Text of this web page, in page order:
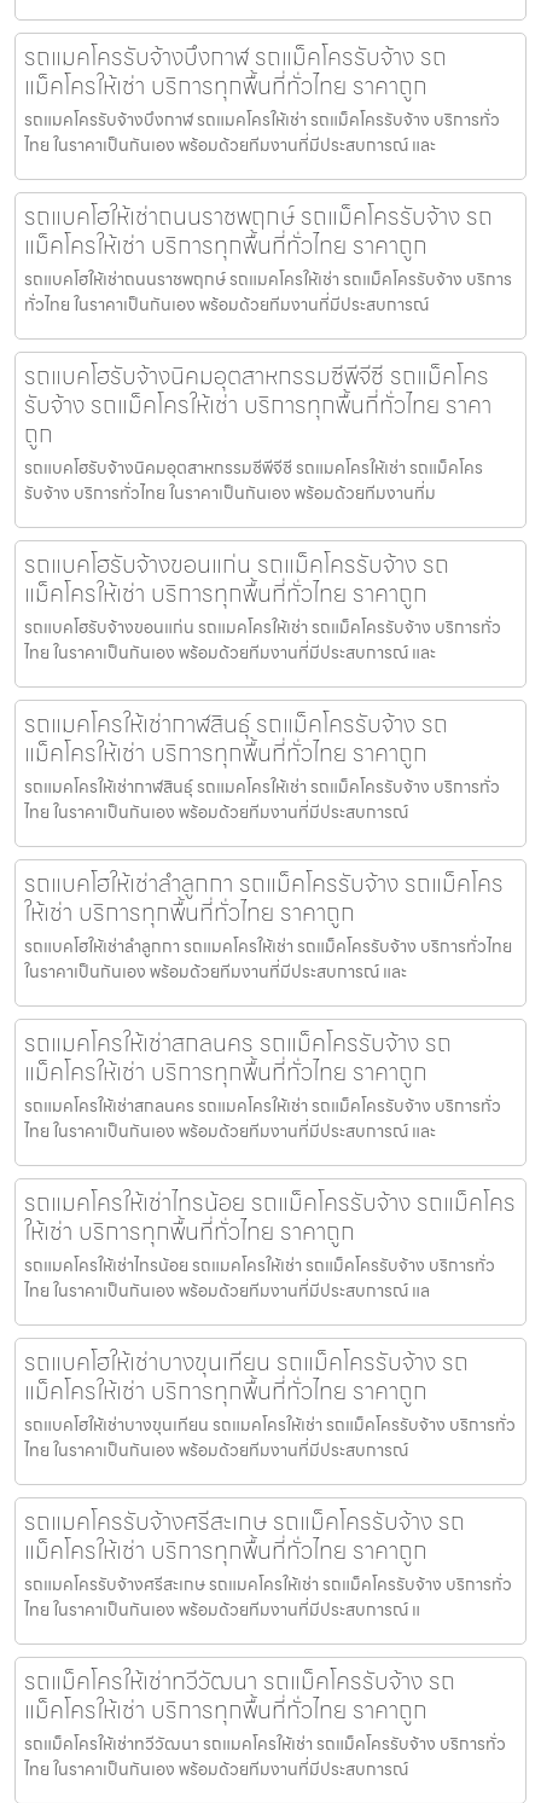
รถแมคโครรับจ้างบึงกาฬ รถแม็คโครรับจ้าง รถ
แม็คโครให้เช่า บริการทุกพื้นที่ทั่วไทย ราคาถูก
รถแมคโครรับจ้างบึงกาฬ รถแมคโครให้เช่า รถแม็คโครรับจ้าง บริการทั่ว
ไทย ในราคาเป็นกันเอง พร้อมด้วยทีมงานที่มีประสบการณ์ และ
รถแบคโฮให้เช่าถนนราชพฤกษ์ รถแม็คโครรับจ้าง รถ
แม็คโครให้เช่า บริการทุกพื้นที่ทั่วไทย ราคาถูก
รถแบคโฮให้เช่าถนนราชพฤกษ์ รถแมคโครให้เช่า รถแม็คโครรับจ้าง บริการ
ทั่วไทย ในราคาเป็นกันเอง พร้อมด้วยทีมงานที่มีประสบการณ์
รถแบคโฮรับจ้างนิคมอุตสาหกรรมซีพีจีซี รถแม็คโคร
รับจ้าง รถแม็คโครให้เช่า บริการทุกพื้นที่ทั่วไทย ราคา
ถูก
รถแบคโฮรับจ้างนิคมอุตสาหกรรมซีพีจีซี รถแมคโครให้เช่า รถแม็คโคร
รับจ้าง บริการทั่วไทย ในราคาเป็นกันเอง พร้อมด้วยทีมงานที่ม
รถแบคโฮรับจ้างขอนแก่น รถแม็คโครรับจ้าง รถ
แม็คโครให้เช่า บริการทุกพื้นที่ทั่วไทย ราคาถูก
รถแบคโฮรับจ้างขอนแก่น รถแมคโครให้เช่า รถแม็คโครรับจ้าง บริการทั่ว
ไทย ในราคาเป็นกันเอง พร้อมด้วยทีมงานที่มีประสบการณ์ และ
รถแมคโครให้เช่ากาฬสินธุ์ รถแม็คโครรับจ้าง รถ
แม็คโครให้เช่า บริการทุกพื้นที่ทั่วไทย ราคาถูก
รถแมคโครให้เช่ากาฬสินธุ์ รถแมคโครให้เช่า รถแม็คโครรับจ้าง บริการทั่ว
ไทย ในราคาเป็นกันเอง พร้อมด้วยทีมงานที่มีประสบการณ์
รถแบคโฮให้เช่าลำลูกกา รถแม็คโครรับจ้าง รถแม็คโคร
ให้เช่า บริการทุกพื้นที่ทั่วไทย ราคาถูก
รถแบคโฮให้เช่าลำลูกกา รถแมคโครให้เช่า รถแม็คโครรับจ้าง บริการทั่วไทย
ในราคาเป็นกันเอง พร้อมด้วยทีมงานที่มีประสบการณ์ และ
รถแมคโครให้เช่าสกลนคร รถแม็คโครรับจ้าง รถ
แม็คโครให้เช่า บริการทุกพื้นที่ทั่วไทย ราคาถูก
รถแมคโครให้เช่าสกลนคร รถแมคโครให้เช่า รถแม็คโครรับจ้าง บริการทั่ว
ไทย ในราคาเป็นกันเอง พร้อมด้วยทีมงานที่มีประสบการณ์ และ
รถแมคโครให้เช่าไทรน้อย รถแม็คโครรับจ้าง รถแม็คโคร
ให้เช่า บริการทุกพื้นที่ทั่วไทย ราคาถูก
รถแมคโครให้เช่าไทรน้อย รถแมคโครให้เช่า รถแม็คโครรับจ้าง บริการทั่ว
ไทย ในราคาเป็นกันเอง พร้อมด้วยทีมงานที่มีประสบการณ์ แล
รถแบคโฮให้เช่าบางขุนเทียน รถแม็คโครรับจ้าง รถ
แม็คโครให้เช่า บริการทุกพื้นที่ทั่วไทย ราคาถูก
รถแบคโฮให้เช่าบางขุนเทียน รถแมคโครให้เช่า รถแม็คโครรับจ้าง บริการทั่ว
ไทย ในราคาเป็นกันเอง พร้อมด้วยทีมงานที่มีประสบการณ์
รถแมคโครรับจ้างศรีสะเกษ รถแม็คโครรับจ้าง รถ
แม็คโครให้เช่า บริการทุกพื้นที่ทั่วไทย ราคาถูก
รถแมคโครรับจ้างศรีสะเกษ รถแมคโครให้เช่า รถแม็คโครรับจ้าง บริการทั่ว
ไทย ในราคาเป็นกันเอง พร้อมด้วยทีมงานที่มีประสบการณ์ แ
รถแม็คโครให้เช่าทวีวัฒนา รถแม็คโครรับจ้าง รถ
แม็คโครให้เช่า บริการทุกพื้นที่ทั่วไทย ราคาถูก
รถแม็คโครให้เช่าทวีวัฒนา รถแมคโครให้เช่า รถแม็คโครรับจ้าง บริการทั่ว
ไทย ในราคาเป็นกันเอง พร้อมด้วยทีมงานที่มีประสบการณ์